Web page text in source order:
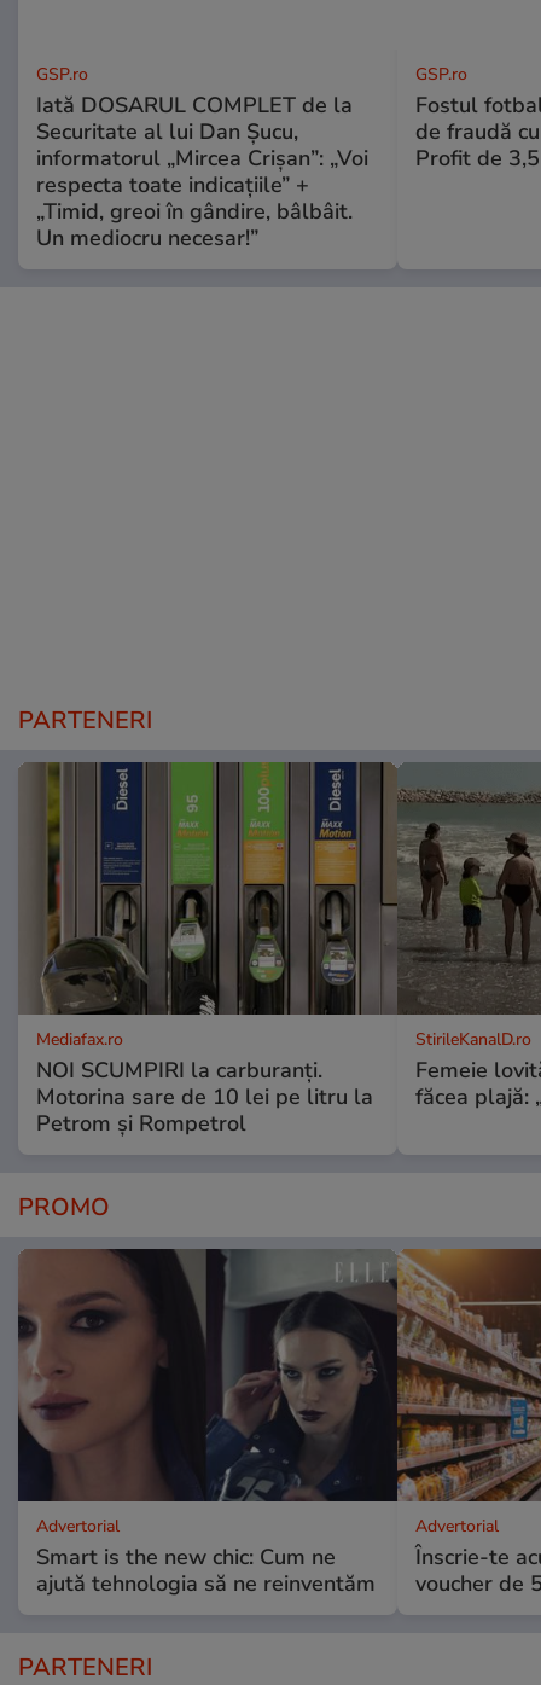
GSP.ro
Iată DOSARUL COMPLET de la
Securitate al lui Dan Șucu,
informatorul „Mircea Crișan”: „Voi
respecta toate indicațiile” +
„Timid, greoi în gândire, bâlbâit.
Un mediocru necesar!”
GSP.ro
Fostul
de fraudă
Profit de
PARTENERI
Mediafax.ro
NOI SCUMPIRI la carburanți.
Motorina sare de 10 lei pe litru la
Petrom și Rompetrol
StirileKanalD.ro
Femeie
făcea plajă:
PROMO
Advertorial
Smart is the new chic: Cum ne
ajută tehnologia să ne reinventăm
Advertorial
Înscrie-te
voucher de
PARTENERI